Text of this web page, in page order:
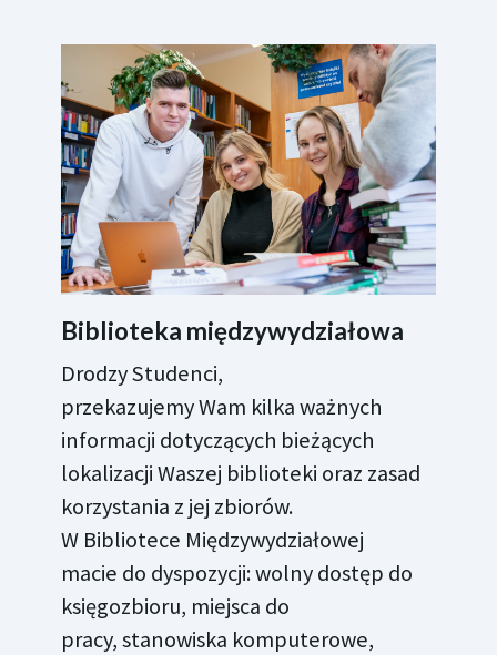
Biblioteka międzywydziałowa
Drodzy Studenci,
przekazujemy Wam kilka ważnych
informacji dotyczących bieżących
lokalizacji Waszej biblioteki oraz zasad
korzystania z jej zbiorów.
W Bibliotece Międzywydziałowej
macie do dyspozycji: wolny dostęp do
księgozbioru, miejsca do
pracy, stanowiska komputerowe,